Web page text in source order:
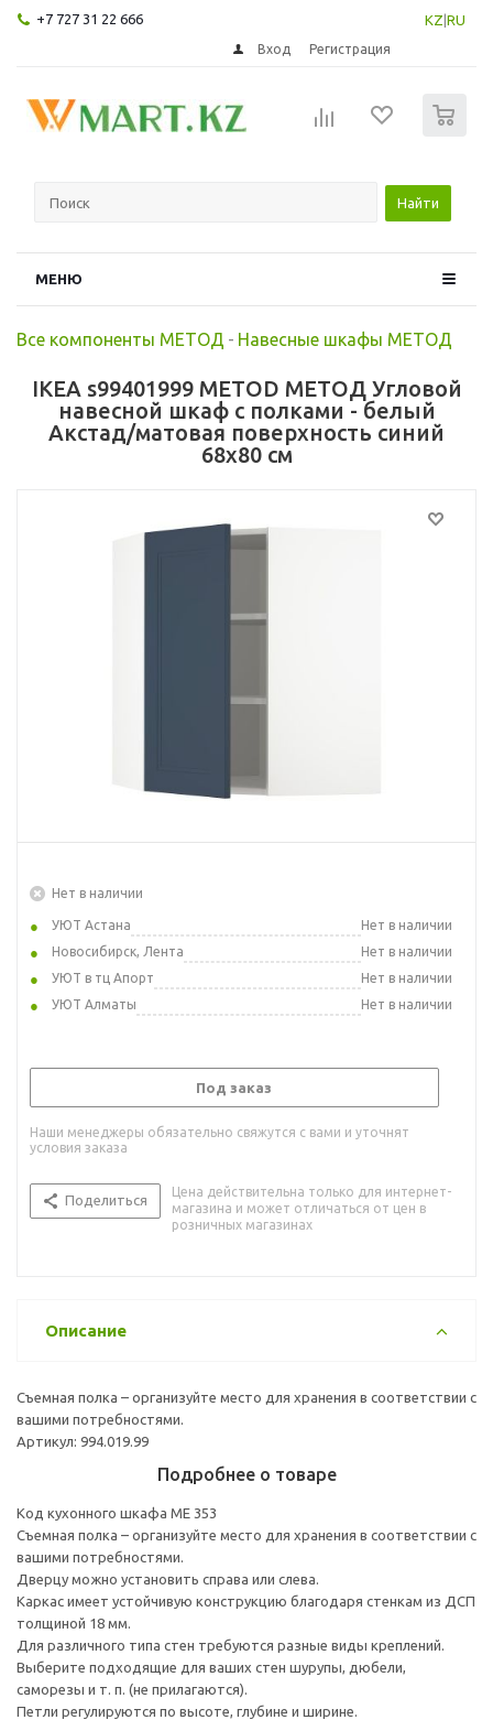
+7 727 31 22 666 KZ RU
Вход Регистрация
Найти
МЕНЮ
Все компоненты МЕТОД - Навесные шкафы МЕТОД
IKEA s99401999 METOD МЕТОД Угловой
навесной шкаф с полками - белый
Акстад/матовая поверхность синий
68x80 см
Нет в наличии
УЮТ Астана
Нет в наличии
Новосибирск, Лента
Нет в наличии
УЮТ в тц Апорт
Нет в наличии
УЮТ Алматы
Нет в наличии
Под заказ
Наши менеджеры обязательно свяжутся с вами и уточнят
условия заказа
Поделиться
Цена действительна только для интернет-
магазина и может отличаться от цен в
розничных магазинах
Описание
Съемная полка – организуйте место для хранения в соответствии с
вашими потребностями.
Артикул: 994.019.99
Подробнее о товаре
Код кухонного шкафа ME 353
Съемная полка – организуйте место для хранения в соответствии с
вашими потребностями.
Дверцу можно установить справа или слева.
Каркас имеет устойчивую конструкцию благодаря стенкам из ДСП
толщиной 18 мм.
Для различного типа стен требуются разные виды креплений.
Выберите подходящие для ваших стен шурупы, дюбели,
саморезы и т. п. (не прилагаются).
Петли регулируются по высоте, глубине и ширине.